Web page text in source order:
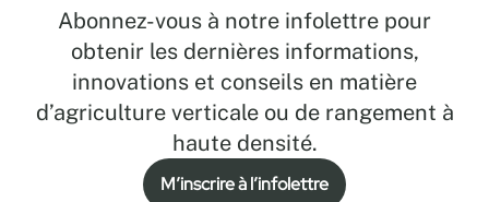
Abonnez-vous à notre infolettre pour
obtenir les dernières informations,
innovations et conseils en matière
d’agriculture verticale ou de rangement à
haute densité.
M’inscrire à l’infolettre